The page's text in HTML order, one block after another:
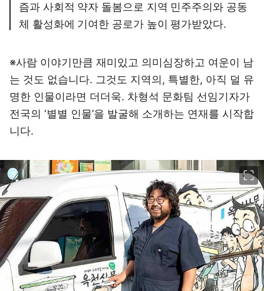
즘과 사회적 약자 돌봄으로 지역 민주주의와 공동
체 활성화에 기여한 공로가 높이 평가받았다.
※사람 이야기만큼 재미있고 의미심장하고 여운이 남
는 것도 없습니다. 그것도 지역의, 특별한, 아직 덜 유
명한 인물이라면 더더욱. 차형석 문화팀 선임기자가
전국의 ‘별별 인물’을 발굴해 소개하는 연재를 시작합
니다.